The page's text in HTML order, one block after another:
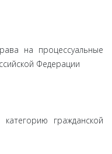
на процессуальные
Федерации
гражданской